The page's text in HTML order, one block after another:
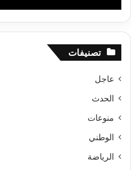
تصنيفات
عاجل
الحدث
منوعات
الوطني
الرياضة